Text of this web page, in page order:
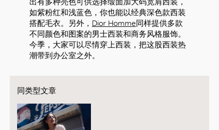
如紫粉红和浅蓝色，你也能以经典深色款西装
搭配毛衣。另外， Dior Homme同样提供多款
不同颜色和图案的男士西装和商务风格服饰。
今季，大家可以尽情穿上西装，把这股西装热
潮带到办公室之外。
同类型文章